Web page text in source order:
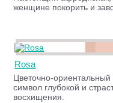
женщине покорить и
Rosa
Цветочно-
символ глубокой и
восхищения.